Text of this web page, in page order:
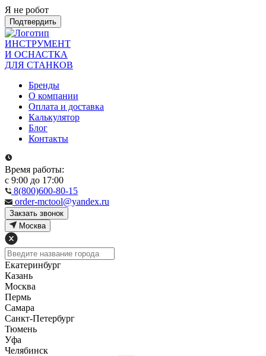
Я не робот
Подтвердить
ИНСТРУМЕНТ
И ОСНАСТКА
ДЛЯ СТАНКОВ
Бренды
О компании
Оплата и доставка
Калькулятор
Блог
Контакты
Время работы:
с 9:00 до 17:00
8(800)600-80-15
order-mctool@yandex.ru
Закзать звонок
Москва
Екатеринбург
Казань
Москва
Пермь
Самара
Санкт-Петербург
Тюмень
Уфа
Челябинск